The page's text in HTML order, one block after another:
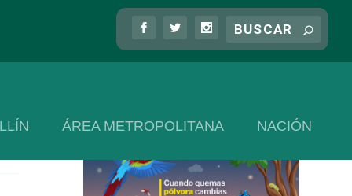
ÁREA METROPOLITANA NACIÓN